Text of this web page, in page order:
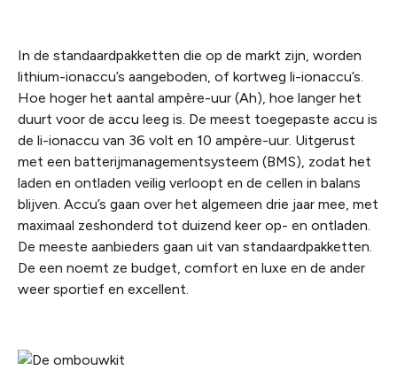
In de standaardpakketten die op de markt zijn, worden
lithium-ionaccu’s aangeboden, of kortweg li-ionaccu’s.
Hoe hoger het aantal ampère-uur (Ah), hoe langer het
duurt voor de accu leeg is. De meest toegepaste accu is
de li-ionaccu van 36 volt en 10 ampère-uur. Uitgerust
met een batterijmanagementsysteem (BMS), zodat het
laden en ontladen veilig verloopt en de cellen in balans
blijven. Accu’s gaan over het algemeen drie jaar mee, met
maximaal zeshonderd tot duizend keer op- en ontladen.
De meeste aanbieders gaan uit van standaardpakketten.
De een noemt ze budget, comfort en luxe en de ander
weer sportief en excellent.